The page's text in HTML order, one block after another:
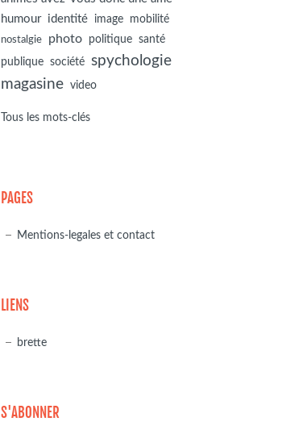
humour identité image mobilité
nostalgie photo politique santé
publique société spychologie
magasine video
Tous les mots-clés
PAGES
Mentions-legales et contact
LIENS
brette
S'ABONNER